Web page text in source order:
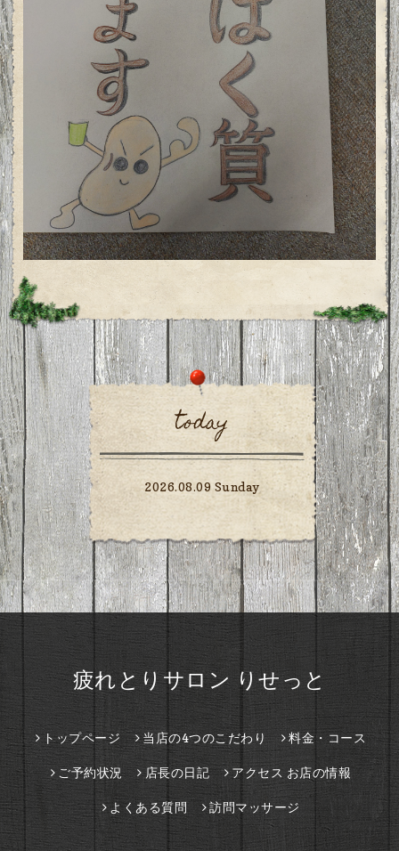
today
2026.08.09 Sunday
疲れとりサロン りせっと
トップページ 当店の4つのこだわり 料金・コース
ご予約状況 店長の日記 アクセス お店の情報
よくある質問 訪問マッサージ